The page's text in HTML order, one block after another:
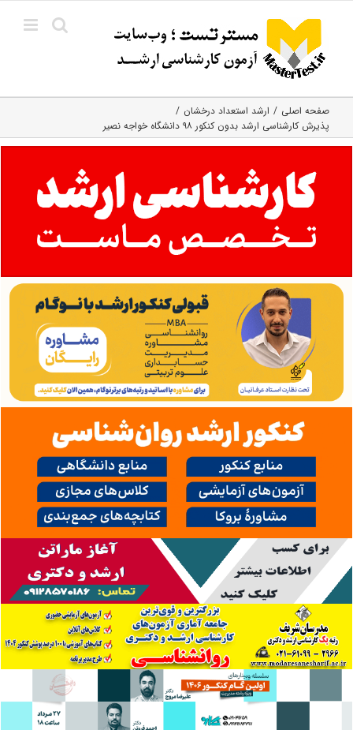
content
صفحه اصلی
ارشد استعداد درخشان
پذیرش کارشناسی ارشد بدون کنکور ۹۸ دانشگاه خواجه نصیر